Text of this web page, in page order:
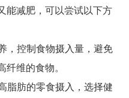
能减肥，可以尝试以下方
，控制食物摄入量，避免
维的食物。
脂肪的零食摄入，选择健